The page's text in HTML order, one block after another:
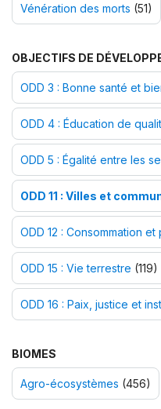
Vénération des morts (51)
OBJECTIFS DE
ODD 3 : Bonne santé et
ODD 4 : Éducation de
ODD 5 : Égalité entre les
ODD 11 : Villes et
ODD 12 : Consommation
ODD 15 : Vie terrestre (119)
ODD 16 : Paix, justice et
BIOMES
Agro-écosystèmes (456)